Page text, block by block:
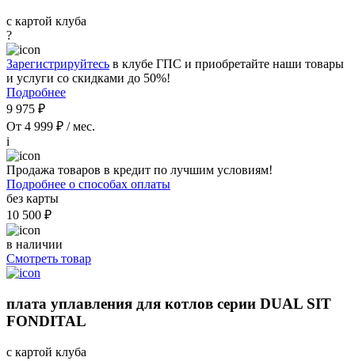
с картой клуба
?
Зарегистрируйтесь в клубе ГПС и приобретайте наши товары
и услуги со скидками до 50%!
Подробнее
9 975 ₽
От 4 999 ₽ / мес.
i
Продажа товаров в кредит по лучшим условиям!
Подробнее о способах оплаты
без карты
10 500 ₽
в наличии
Смотреть товар
плата уплавления для котлов серии DUAL SIT
FONDITAL
с картой клуба